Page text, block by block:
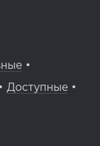
•
Доступные •